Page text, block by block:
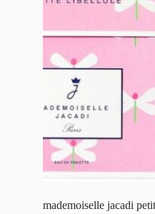
mademoiselle jacadi